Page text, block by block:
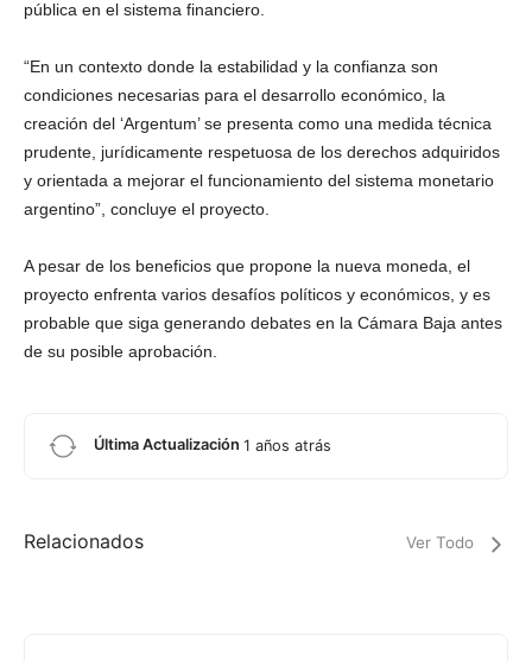
pública en el sistema financiero.
“En un contexto donde la estabilidad y la confianza son
condiciones necesarias para el desarrollo económico, la
creación del ‘Argentum’ se presenta como una medida técnica
prudente, jurídicamente respetuosa de los derechos adquiridos
y orientada a mejorar el funcionamiento del sistema monetario
argentino”, concluye el proyecto.
A pesar de los beneficios que propone la nueva moneda, el
proyecto enfrenta varios desafíos políticos y económicos, y es
probable que siga generando debates en la Cámara Baja antes
de su posible aprobación.
Última Actualización 1 años atrás
Relacionados Ver Todo